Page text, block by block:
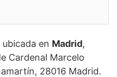
en Madrid,
Cardenal Marcelo
28016 Madrid.